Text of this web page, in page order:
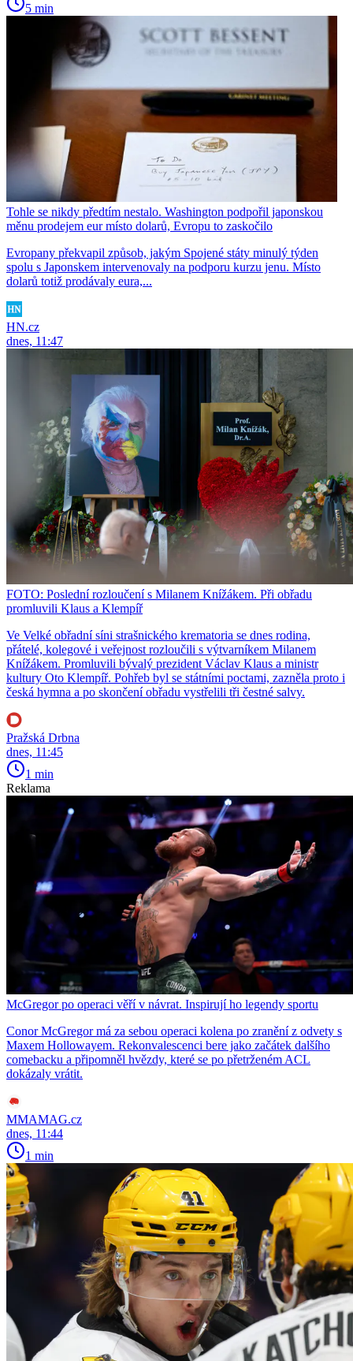
5 min
Tohle se nikdy předtím nestalo. Washington podpořil japonskou
měnu prodejem eur místo dolarů, Evropu to zaskočilo
Evropany překvapil způsob, jakým Spojené státy minulý týden
spolu s Japonskem intervenovaly na podporu kurzu jenu. Místo
dolarů totiž prodávaly eura,...
HN.cz
dnes, 11:47
FOTO: Poslední rozloučení s Milanem Knížákem. Při obřadu
promluvili Klaus a Klempíř
Ve Velké obřadní síni strašnického krematoria se dnes rodina,
přátelé, kolegové i veřejnost rozloučili s výtvarníkem Milanem
Knížákem. Promluvili bývalý prezident Václav Klaus a ministr
kultury Oto Klempíř. Pohřeb byl se státními poctami, zazněla proto i
česká hymna a po skončení obřadu vystřelili tři čestné salvy.
Pražská Drbna
dnes, 11:45
1 min
Reklama
McGregor po operaci věří v návrat. Inspirují ho legendy sportu
Conor McGregor má za sebou operaci kolena po zranění z odvety s
Maxem Hollowayem. Rekonvalescenci bere jako začátek dalšího
comebacku a připomněl hvězdy, které se po přetrženém ACL
dokázaly vrátit.
MMAMAG.cz
dnes, 11:44
1 min